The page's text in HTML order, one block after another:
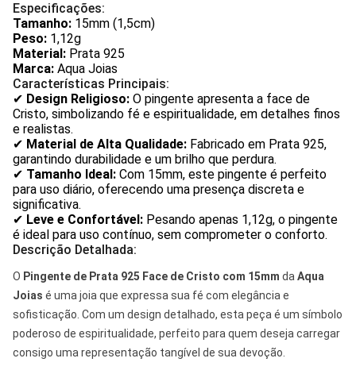
Especificações:
Tamanho: 15mm (1,5cm)
Peso: 1,12g
Material: Prata 925
Marca: Aqua Joias
Características Principais:
✔ Design Religioso: O pingente apresenta a face de
Cristo, simbolizando fé e espiritualidade, em detalhes finos
e realistas.
✔ Material de Alta Qualidade: Fabricado em Prata 925,
garantindo durabilidade e um brilho que perdura.
✔ Tamanho Ideal: Com 15mm, este pingente é perfeito
para uso diário, oferecendo uma presença discreta e
significativa.
✔ Leve e Confortável: Pesando apenas 1,12g, o pingente
é ideal para uso contínuo, sem comprometer o conforto.
Descrição Detalhada:
O Pingente de Prata 925 Face de Cristo com 15mm da Aqua
Joias é uma joia que expressa sua fé com elegância e
sofisticação. Com um design detalhado, esta peça é um símbolo
poderoso de espiritualidade, perfeito para quem deseja carregar
consigo uma representação tangível de sua devoção.